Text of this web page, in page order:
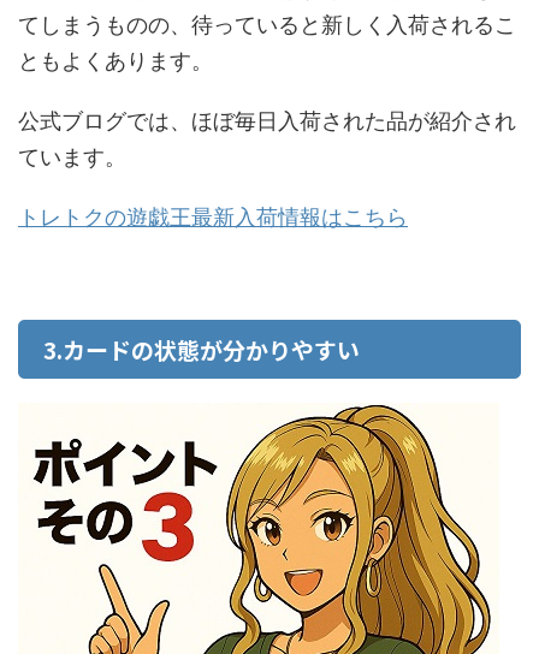
てしまうものの、待っていると新しく入荷されるこ
ともよくあります。
公式ブログでは、ほぼ毎日入荷された品が紹介され
ています。
トレトクの遊戯王最新入荷情報はこちら
3.カードの状態が分かりやすい